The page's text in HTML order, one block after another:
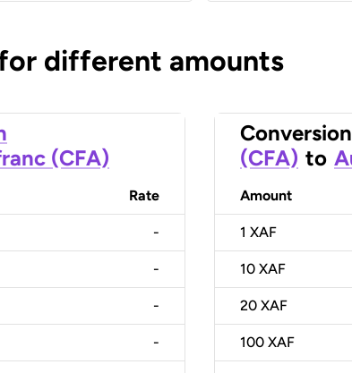
different amounts
(CFA)
Rate
-
-
-
-
(CFA) to
Amount
1 XAF
10 XAF
20 XAF
100 XAF